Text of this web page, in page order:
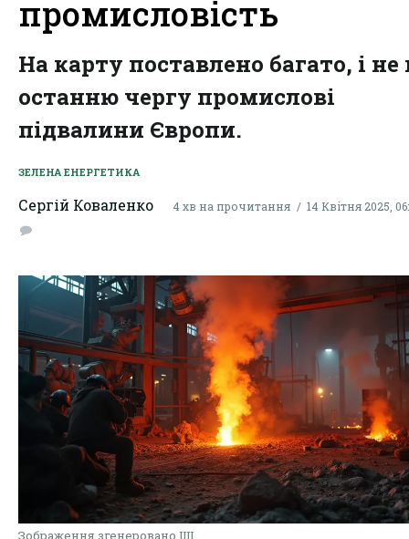
промисловість
На карту поставлено багато, і не
останню чергу промислові
підвалини Європи.
ЗЕЛЕНА ЕНЕРГЕТИКА
Сергій Коваленко 4 хв на прочитання 14 Квітня 2025,
Зображення згенеровано ШІ